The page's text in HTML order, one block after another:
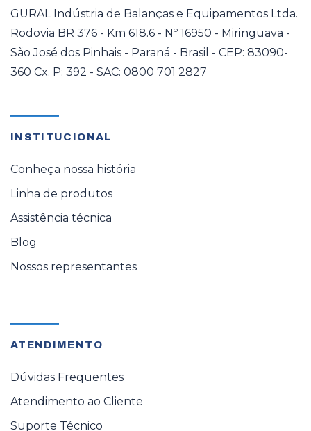
GURAL Indústria de Balanças e Equipamentos Ltda.
Rodovia BR 376 - Km 618.6 - Nº 16950 - Miringuava -
São José dos Pinhais - Paraná - Brasil - CEP: 83090-
360 Cx. P: 392 - SAC: 0800 701 2827
INSTITUCIONAL
Conheça nossa história
Linha de produtos
Assistência técnica
Blog
Nossos representantes
ATENDIMENTO
Dúvidas Frequentes
Atendimento ao Cliente
Suporte Técnico